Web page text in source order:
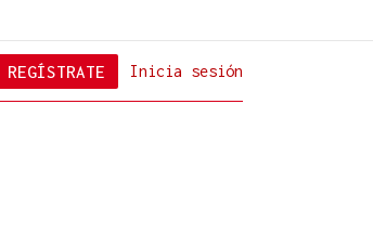
Inicia sesión
REGÍSTRATE